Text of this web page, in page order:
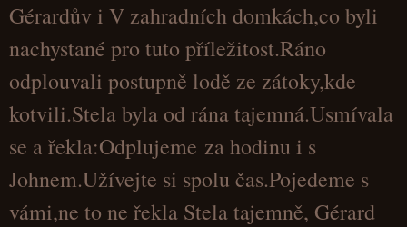
Gérardův i V zahradních domkách,co byli
nachystané pro tuto příležitost.Ráno
odplouvali postupně lodě ze zátoky,kde
kotvili.Stela byla od rána tajemná.Usmívala
se a řekla:Odplujeme za hodinu i s
Johnem.Užívejte si spolu čas.Pojedeme s
vámi,ne to ne řekla Stela tajemně, Gérard